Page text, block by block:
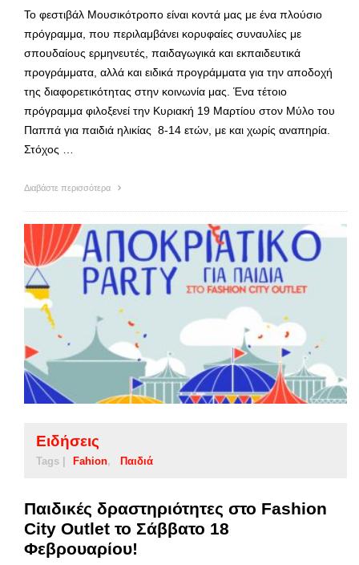
Το φεστιβάλ Μουσικότροπο είναι κοντά μας με ένα πλούσιο
πρόγραμμα, που περιλαμβάνει κορυφαίες συναυλίες με
σπουδαίους ερμηνευτές, παιδαγωγικά και εκπαιδευτικά
προγράμματα, αλλά και ειδικά προγράμματα για την αποδοχή
της διαφορετικότητας στην κοινωνία μας. Ένα τέτοιο
πρόγραμμα φιλοξενεί την Κυριακή 19 Μαρτίου στον Μύλο του
Παππά για παιδιά ηλικίας 8-14 ετών, με και χωρίς αναπηρία.
Στόχος …
Διαβάστε περισσότερα
Ειδήσεις
Tags | Fahion Παιδιά
Παιδικές δραστηριότητες στο Fashion
City Outlet το Σάββατο 18
Φεβρουαρίου!